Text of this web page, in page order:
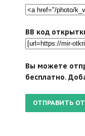
BB код
Вы можете
бесплатно.